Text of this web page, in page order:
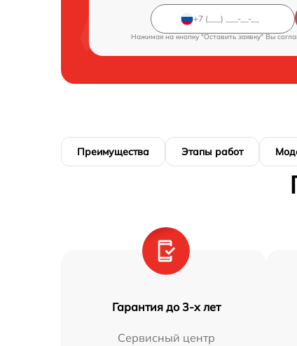
Нажимая на кнопку "Оставить заявку" Вы
Преимущества Этапы работ
Гарантия до 3-х лет
Сервисный центр